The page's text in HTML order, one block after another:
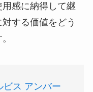
感に納得して継
する価値をどう
ビス アンバー